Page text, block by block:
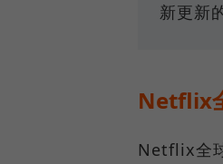
新更新
Netflix
Netflix全